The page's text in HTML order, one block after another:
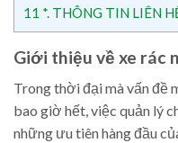
11 *. THÔNG TIN LIÊN
Giới thiệu về xe rác
Trong thời đại mà vấn đề
bao giờ hết, việc quản lý
những ưu tiên hàng đầu